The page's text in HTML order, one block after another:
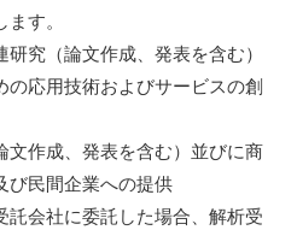
す。
究（論文作成、発表を含む）
応用技術およびサービスの創
作成、発表を含む）並びに商
び民間企業への提供
託会社に委託した場合、解析受